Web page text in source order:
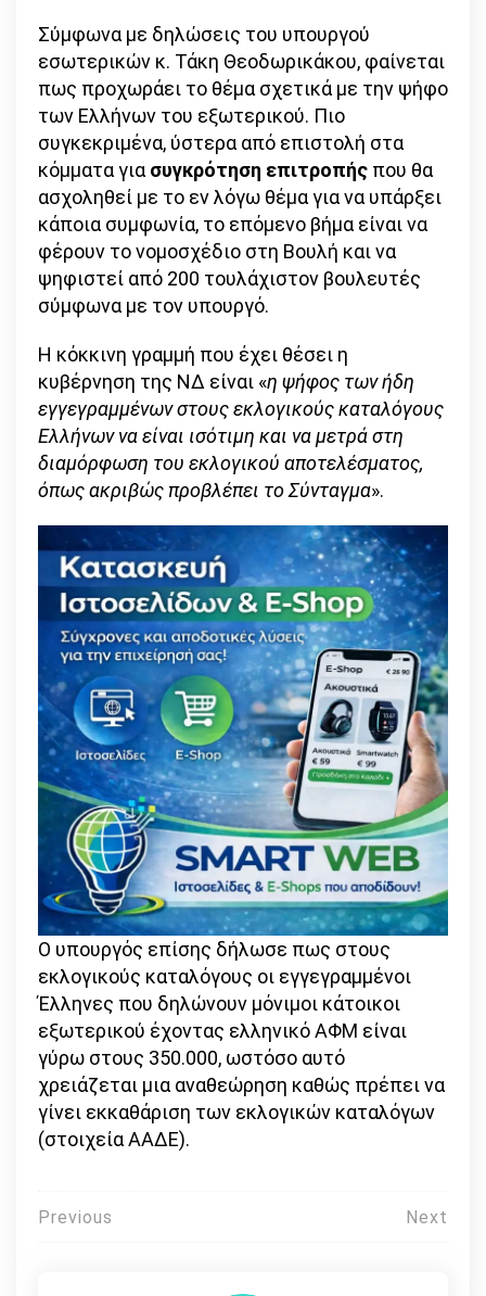
Link
Σύμφωνα με δηλώσεις του υπουργού
εσωτερικών κ. Τάκη Θεοδωρικάκου, φαίνεται
πως προχωράει το θέμα σχετικά με την ψήφο
των Ελλήνων του εξωτερικού. Πιο
συγκεκριμένα, ύστερα από επιστολή στα
κόμματα γιασυγκρότηση επιτροπής που θα
ασχοληθεί με το εν λόγω θέμα για να υπάρξει
κάποια συμφωνία, το επόμενο βήμα είναι να
φέρουν το νομοσχέδιο στη Βουλή και να
ψηφιστεί από 200 τουλάχιστον βουλευτές
σύμφωνα με τον υπουργό.
Η κόκκινη γραμμή που έχει θέσει η
κυβέρνηση της ΝΔ είναι «η ψήφος των ήδη
εγγεγραμμένων στους εκλογικούς καταλόγους
Ελλήνων να είναι ισότιμη και να μετρά στη
διαμόρφωση του εκλογικού αποτελέσματος,
όπως ακριβώς προβλέπει το Σύνταγμα».
Ο υπουργός επίσης δήλωσε πως στους
εκλογικούς καταλόγους οι εγγεγραμμένοι
Έλληνες που δηλώνουν μόνιμοι κάτοικοι
εξωτερικού έχοντας ελληνικό ΑΦΜ είναι
γύρω στους 350.000, ωστόσο αυτό
χρειάζεται μια αναθεώρηση καθώς πρέπει να
γίνει εκκαθάριση των εκλογικών καταλόγων
(στοιχεία ΑΑΔΕ).
Πλοήγηση
Previous Next